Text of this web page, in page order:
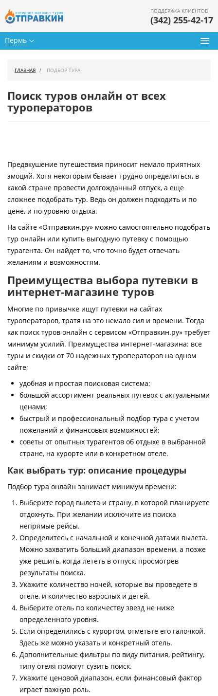
Пермь
ПОДДЕРЖКА КЛИЕНТОВ
(342) 255-42-17
Горящие туры
Страны
Как купить
Контакты
ГЛАВНАЯ ПОДБОР ТУРА
Поиск туров онлайн от всех
туроператоров
Предвкушение путешествия приносит немало приятных
эмоций. Хотя некоторым бывает трудно определиться, в
какой стране провести долгожданный отпуск, а еще
сложнее подобрать тур. Ведь он должен подходить и по
цене, и по уровню отдыха.
На сайте «Отправкин.ру» можно самостоятельно подобрать
тур онлайн или купить выгодную путевку с помощью
турагента. Он найдет то, что точно будет отвечать
желаниям и возможностям.
Преимущества выбора путевки в
интернет-магазине туров
Многие по привычке ищут путевки на сайтах
туроператоров, тратя на это немало сил и времени. Тогда
как поиск туров онлайн с сервисом «Отправкин.ру» требует
минимум усилий. Преимущества интернет-магазина: все
туры и скидки от 70 надежных туроператоров на одном
сайте;
удобная и простая поисковая система;
большой ассортимент реальных путевок с актуальными
ценами;
быстрый и профессиональный подбор тура с учетом
пожеланий и финансовых возможностей;
советы от опытных турагентов об отдыхе в выбранной
стране, на курорте или в конкретном отеле.
Как выбрать тур: описание процедуры
Подбор тура онлайн занимает минимум времени:
Выберите город вылета и страну, в которой планируете
отдохнуть. При желании исключите из поиска
непрямые рейсы.
Определитесь с начальной и конечной датами вылета.
Можно захватить больший диапазон времени, а позже
уже решить, когда лететь в отпуск, просмотрев
результаты поиска.
Укажите количество ночей, которые вы проведете в
отеле, и количество взрослых и детей.
Выберите отель по количеству звезд не ниже
определенного уровня.
Если определились с курортом, отметьте его галочкой.
Здесь же можно указать и конкретный отель.
Дополнительные фильтры по виду питания, рейтингу,
типу отеля помогут сузить поиск.
Укажите ценовой диапазон, если финансовый фактор
играет важную роль.